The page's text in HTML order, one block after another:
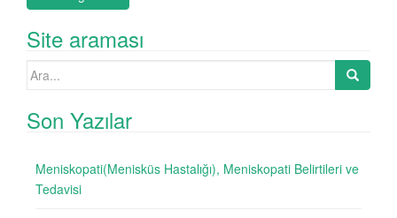
Site araması
Search
Son Yazılar
Meniskopati(Menisküs Hastalığı), Meniskopati Belirtileri ve
Tedavisi